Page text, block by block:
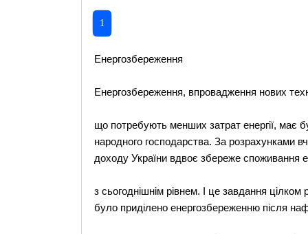
1
Енергозбереження
Енергозбереження, впровадження нових
що потребують менших затрат енергії, має
народного господарства. За розрахунками
доходу України вдвоє збереже споживання
з сьогоднішнім рівнем. І це завдання
було приділено енергозбереженню після